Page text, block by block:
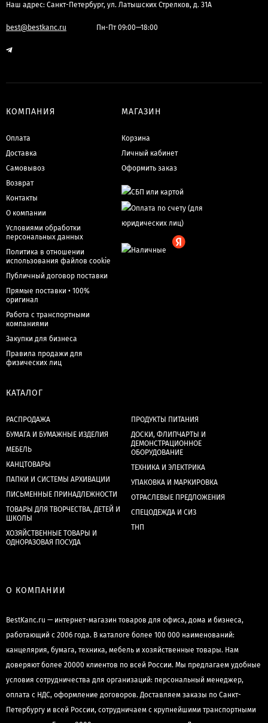
Наш адрес: Санкт-Петербург, ул. Латышских Стрелков, д. 31А
best@bestkanc.ru Пн-Пт 09:00—18:00
КОМПАНИЯ
Оплата
Доставка
Самовывоз
Возврат
Контакты
О компании
Условиями обработки
персональных данных
Политика в отношении
использования файлов cookie
Публичный договор поставки
Прямые поставки • 100%
оригинал
Работа с транспортными
компаниями
Закупки для бизнеса
Правила продажи для
физических лиц
МАГАЗИН
Корзина
Личный кабинет
Оформить заказ
КАТАЛОГ
РАСПРОДАЖА
БУМАГА И БУМАЖНЫЕ ИЗДЕЛИЯ
МЕБЕЛЬ
КАНЦТОВАРЫ
ПАПКИ И СИСТЕМЫ АРХИВАЦИИ
ПИСЬМЕННЫЕ ПРИНАДЛЕЖНОСТИ
ТОВАРЫ ДЛЯ ТВОРЧЕСТВА, ДЕТЕЙ И
ШКОЛЫ
ХОЗЯЙСТВЕННЫЕ ТОВАРЫ И
ОДНОРАЗОВАЯ ПОСУДА
ПРОДУКТЫ ПИТАНИЯ
ДОСКИ, ФЛИПЧАРТЫ И
ДЕМОНСТРАЦИОННОЕ
ОБОРУДОВАНИЕ
ТЕХНИКА И ЭЛЕКТРИКА
УПАКОВКА И МАРКИРОВКА
ОТРАСЛЕВЫЕ ПРЕДЛОЖЕНИЯ
СПЕЦОДЕЖДА И СИЗ
ТНП
О КОМПАНИИ
BestKanc.ru — интернет-магазин товаров для офиса, дома и бизнеса,
работающий с 2006 года. В каталоге более 100 000 наименований:
канцелярия, бумага, техника, мебель и хозяйственные товары. Нам
доверяют более 20000 клиентов по всей России. Мы предлагаем удобные
условия сотрудничества для организаций: персональный менеджер,
оплата с НДС, оформление договоров. Доставляем заказы по Санкт-
Петербургу и всей России, сотрудничаем с крупнейшими транспортными